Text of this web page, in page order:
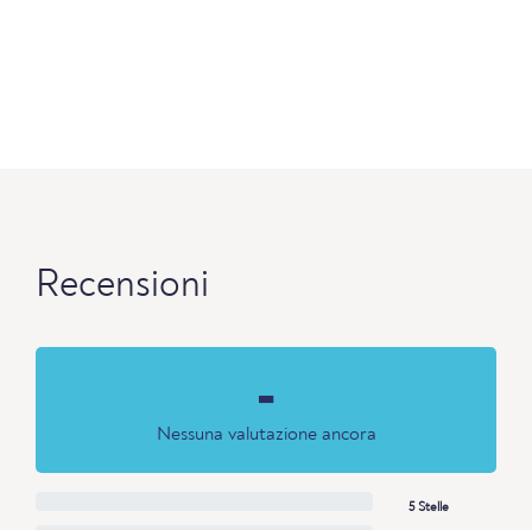
Recensioni
-
Nessuna valutazione ancora
5 Stelle